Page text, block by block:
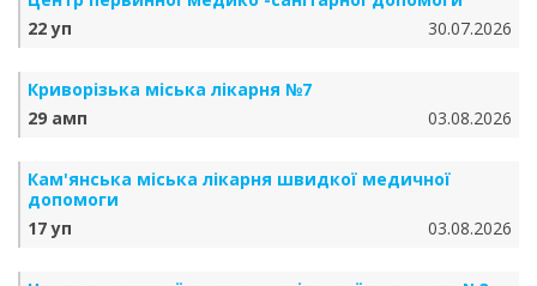
22 уп
30.07.2026
Криворізька міська лікарня №7
29 амп
03.08.2026
Кам'янська міська лікарня швидкої медичної
допомоги
17 уп
03.08.2026